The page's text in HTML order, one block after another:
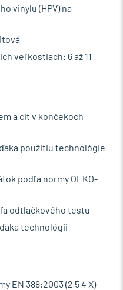
vinylu (HPV) na
veľkostiach: 6 až 11
a cit v končekoch
použitiu technológie
podľa normy OEKO-
odtlačkového testu
technológii
EN 388:2003 (2 5 4 X)